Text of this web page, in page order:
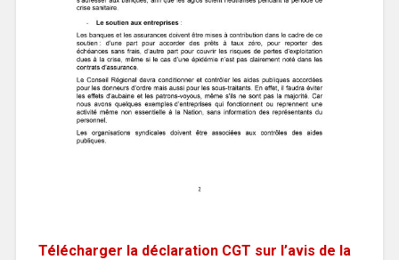
Télécharger la déclaration CGT sur l’avis de la